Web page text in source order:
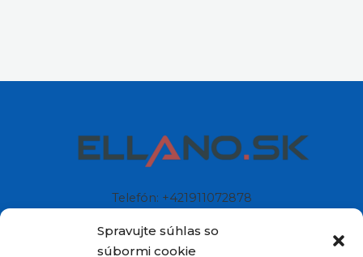
Spravujte súhlas so
súbormi cookie
Telefón: +421911072878